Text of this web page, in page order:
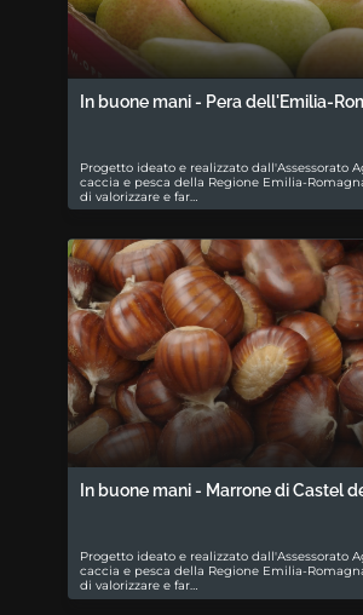
In buone mani - Pera dell'Emilia-
Progetto ideato e realizzato dall'Assessorato
caccia e pesca della Regione Emilia-
di valorizzare e far…
In buone mani - Marrone di Castel
Progetto ideato e realizzato dall'Assessorato
caccia e pesca della Regione Emilia-
di valorizzare e far…